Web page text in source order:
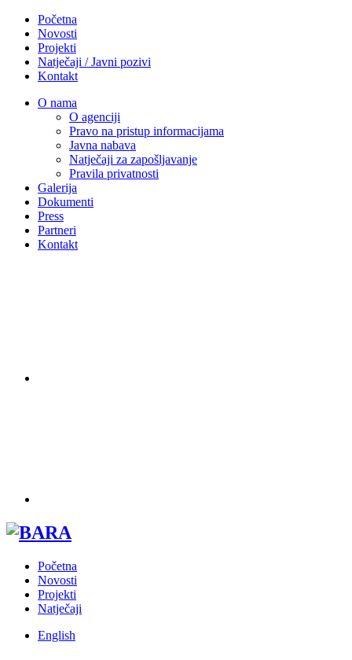
Početna
Novosti
Projekti
Natječaji / Javni pozivi
Kontakt
O nama
O agenciji
Pravo na pristup informacijama
Javna nabava
Natječaji za zapošljavanje
Pravila privatnosti
Galerija
Dokumenti
Press
Partneri
Kontakt
Početna
Novosti
Projekti
Natječaji
English